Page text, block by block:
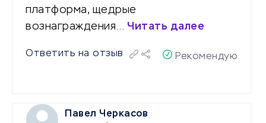
платформа, щедрые
вознаграждения… Читать далее
Ответить на отзыв Рекомендую
Павел Черкасов